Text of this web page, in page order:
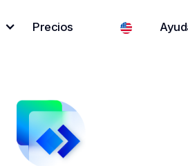
Precios